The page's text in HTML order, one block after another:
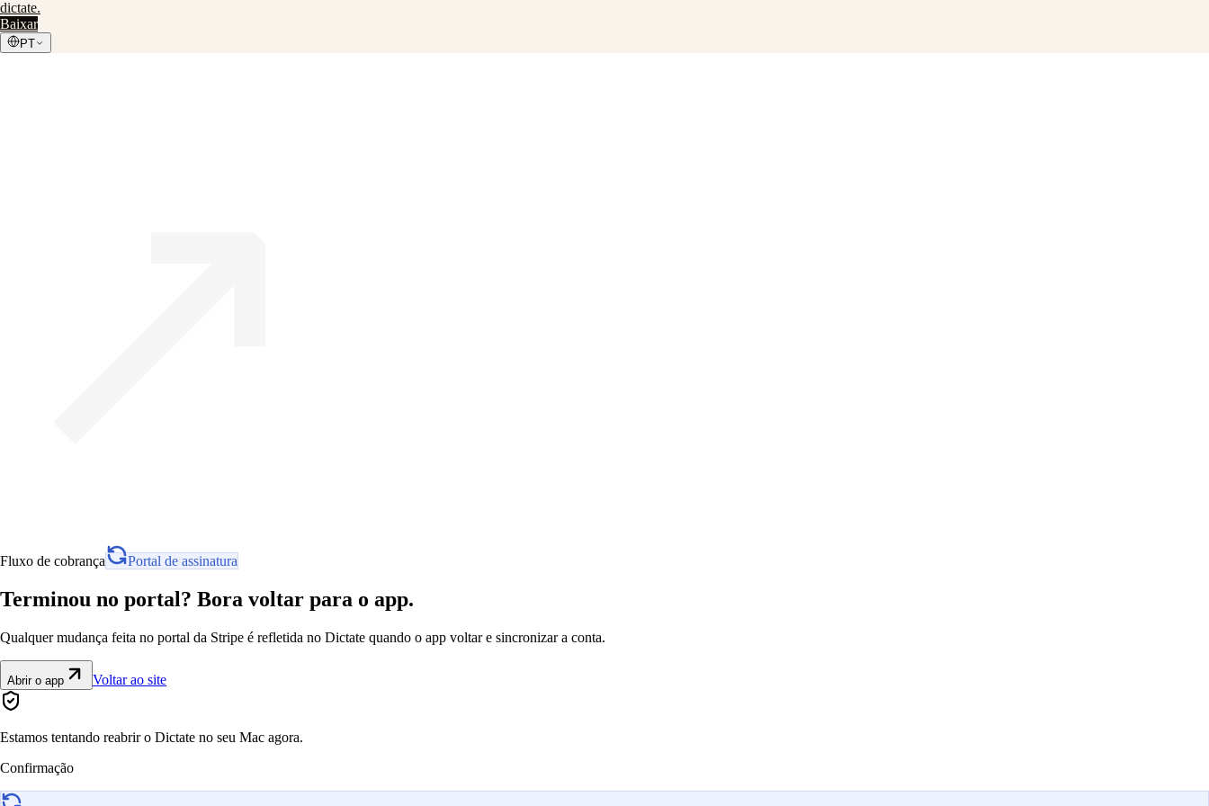
dictate.
Baixar
PT
Fluxo de cobrança Portal de assinatura
Terminou no portal? Bora voltar para o app.
Qualquer mudança feita no portal da Stripe é refletida no Dictate quando o app voltar e sincronizar a conta.
Abrir o app Voltar ao site
Estamos tentando reabrir o Dictate no seu Mac agora.
Confirmação